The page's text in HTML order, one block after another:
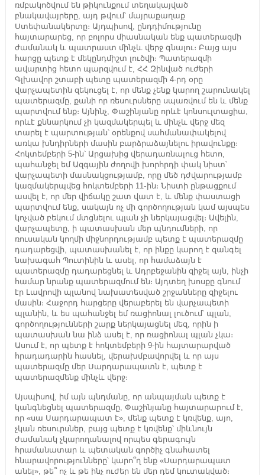
ռմբակոծվում են թիկունքում տեղակայված
բնակավայրերը, այդ թվում՝ մայրաքաղաք
Ստեփանակերտը։ Այդպիսով, ընդդիմությունը
հայտարարեց, որ բոլորս միասնական ենք պատերազմի
ժամանակ և պատրաստ մինչև վերջ գնալու։ Բայց այս
հարցը պետք է մեկընդմիշտ լուծվի։ Պատերազմի
ավարտից հետո պարզվում է, ՀՀ Զինված ուժերի
Գլխավոր շտաբի պետը պատերազմի 4-րդ օրը
վարչապետին զեկուցել է, որ մենք չենք կարող շարունակել
պատերազմը, քանի որ ռեսուրսները սպառվում են և մենք
պարտվում ենք։ Այնինչ, Փաշինյանը որևէ կոնսուլտացիա,
որևէ քննարկում չի կազմակերպել և մինչև վերջ մեզ
տարել է պարտության՝ օրենքով սահմանափակելով
առկա խնդիրների մասին բարձրաձայնելու իրավունքը։
Հոկտեմբերի 5-ին՝ Արցախից վերադառնալուց հետո,
պահանջել եմ Ազգային ժողովի խորհրդի փակ նիստ՝
վարչապետի մասնակցությամբ, որը մեծ դժվարությամբ
կազմակերպվեց հոկտեմբերի 11֊ին։ Նիստի ընթացքում
ասվել է, որ մեր վիճակը շատ վատ է, և մենք փաստացի
պարտվում ենք, սակայն ոչ մի գործողության կամ այսպես
կոչված բեկում մտցնելու պլան չի ներկայացվել։ Ավելին,
վարչապետը, ի պատասխան մեր պնդումների, որ
ռուսական կողմի միջնորդությամբ պետք է պատերազմը
դադարեցվի, պատասխանել է, որ ինքը կարող է զանգել
նախագահ Պուտինին և ասել, որ համաձայն է
պատերազմը դադարեցնել և Ադրբեջանին զիջել այն, ինչի
համար նրանք պատերազմում են։ Այդտեղ խոսքը գնում
էր Լավրովի պլանով նախատեսված շրջանները զիջելու
մասին։ Հաջորդ հարցերը վերաբերել են վարչապետի
պլանին, և ես պահանջել եմ ռացիոնալ լուծում՝ պլան,
գործողությունների շարք ներկայացնել մեզ, որին ի
պատասխան նա ինձ ասել է, որ ռացիոնալ պլան չկա։
Ասում է, որ պետք է հոկտեմբերի 9-ին հայտարարված
հրադադարին հասնել, վերախմբավորվել և որ այս
պատերազմը մեր Սարդարապատն է, պետք է
պատերազմենք մինչև վերջ։
Այսպիսով, իմ այն պնդմանը, որ անպայման պետք է
կանգնեցնել պատերազմը, Փաշինյանը հայտարարում է,
որ «սա Սարդարապատ է», մենք պետք է կռվենք, այո,
չկան ռեսուրսներ, բայց պետք է կռվենք՝ միևնույն
ժամանակ չկարողանալով որպես գերագույն
հրամանատար և պետական գործիչ գնահատել
հնարավորությունները՝ կարո՞ղ ենք «Սարդարապատ
անել», թե՞ ոչ և թե ինչ ուժեր են մեր դեմ կուտակված։